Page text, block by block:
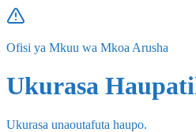
Ofisi ya Mkuu wa Mkoa Arusha
Ukurasa
Ukurasa unaoutafuta haupo.